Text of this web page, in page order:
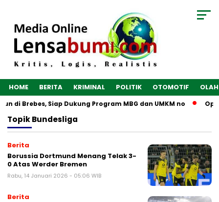
HOME BERITA KRIMINAL POLITIK OTOMOTIF
di Brebes, Siap Dukung Program MBG dan UMKM no
TopikBundesliga
Berita
Borussia Dortmund Menang Telak 3-
0 Atas Werder Bremen
Rabu, 14 Januari 2026 - 05:06 WIB
Berita